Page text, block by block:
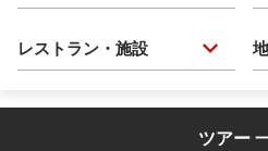
レストラン・施設
ツアー